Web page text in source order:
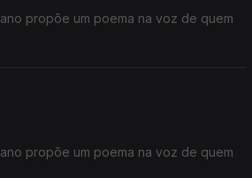
propõe um poema na voz de quem
propõe um poema na voz de quem